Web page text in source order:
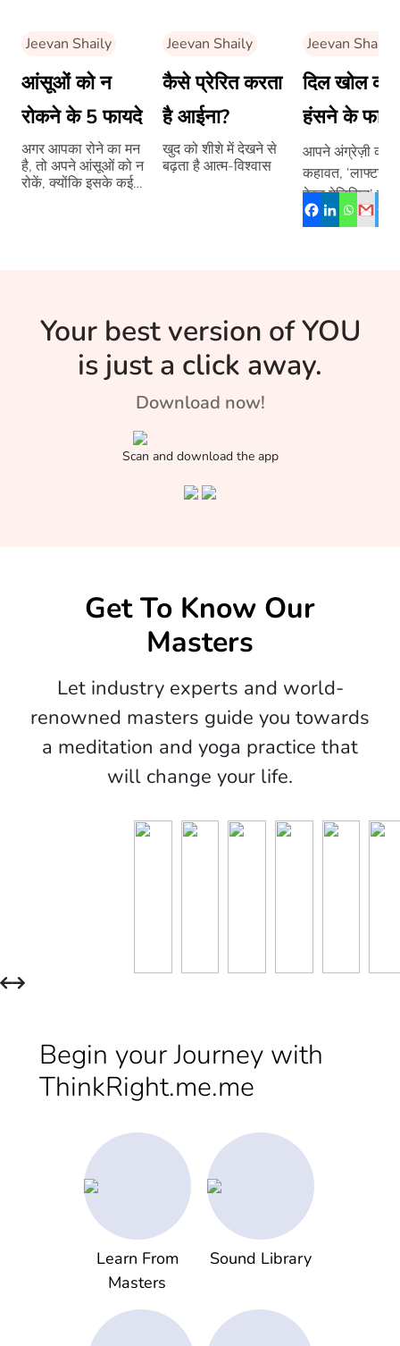
Jeevan Shaily
आंसूओं को न
रोकने के 5 फायदे
अगर आपका रोने का मन
है, तो अपने आंसूओं को न
रोकें, क्योंकि इसके कई
Jeevan Shaily
कैसे प्रेरित करता
है आईना?
खुद को शीशे में देखने से
बढ़ता है आत्म-विश्वास
Jeevan Shaily
दिल खोल कर
हंसने के
आपने अंग्रेज़ी की
कहावत, ‘लाफ्टर
बेस्ट मेडिसिन’
होगी। यह सिर्फ एक
Your best version of YOU
is just a click away.
Download now!
Scan and download the app
Get To Know Our
Masters
Let industry experts and world-
renowned masters guide you towards
a meditation and yoga practice that
will change your life.
Begin your Journey with
ThinkRight.me.me
Learn From
Masters
Sound Library